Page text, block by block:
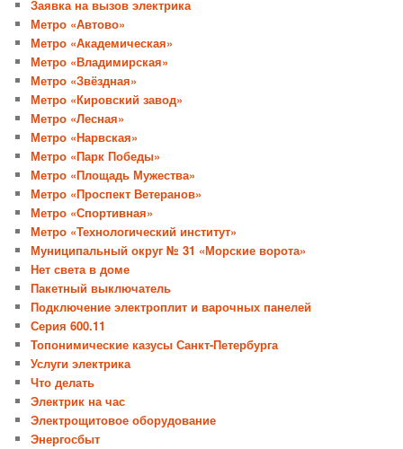
Заявка на вызов электрика
Метро «Автово»
Метро «Академическая»
Метро «Владимирская»
Метро «Звёздная»
Метро «Кировский завод»
Метро «Лесная»
Метро «Нарвская»
Метро «Парк Победы»
Метро «Площадь Мужества»
Метро «Проспект Ветеранов»
Метро «Спортивная»
Метро «Технологический институт»
Муниципальный округ № 31 «Морские ворота»
Нет света в доме
Пакетный выключатель
Подключение электроплит и варочных панелей
Серия 600.11
Топонимические казусы Санкт-Петербурга
Услуги электрика
Что делать
Электрик на час
Электрощитовое оборудование
Энергосбыт